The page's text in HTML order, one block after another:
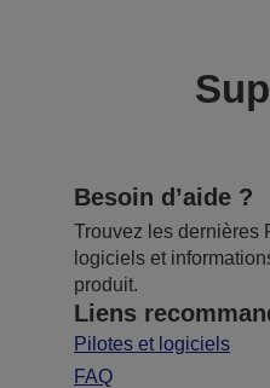
Besoin d’aide ?
Trouvez les dernières
logiciels et
produit.
Liens
Pilotes et logiciels
FAQ